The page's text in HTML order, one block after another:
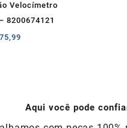
Velocímetro
8200674121
75,99
Aqui você pode